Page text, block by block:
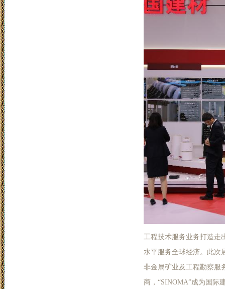
工程技术服务业务打造走
水平服务全球经济。此次
非金属矿业及工程勘察服
商，“SINOMA”成为国际